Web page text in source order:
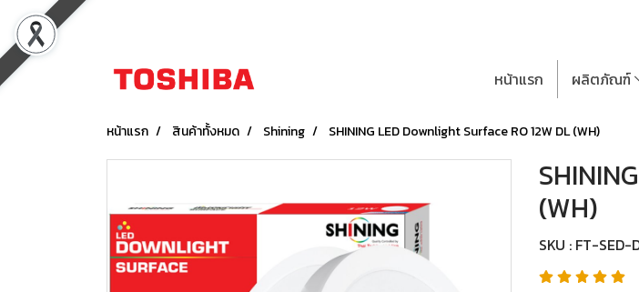
หน้าแรก ผลิตภัณฑ์
หน้าแรก สินค้าทั้งหมด Shining SHINING LED Downlight Surface RO 12W DL (WH)
(WH)
SKU : FT-